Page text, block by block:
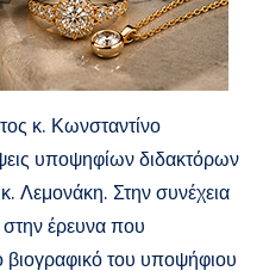
κ. Κωνσταντίνο
υποψηφίων διδακτόρων
Λεμονάκη. Στην συνέχεια
έρευνα που
βιογραφικό του υποψήφιου